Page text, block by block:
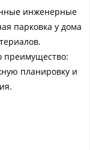
инженерные
парковка у дома
преимущество:
планировку и